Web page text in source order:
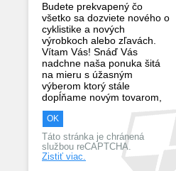
Budete prekvapený čo
všetko sa dozviete nového o
cyklistike a nových
výrobkoch alebo zľavách.
Vítam Vás! Snáď Vás
nadchne naša ponuka šitá
na mieru s úžasným
výberom ktorý stále
dopĺňame novým tovarom,
Táto stránka je chránená
službou reCAPTCHA.
Zistiť viac.